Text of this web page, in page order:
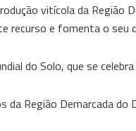
vitícola da Região
recurso e fomenta o seu
do Solo, que se
da Região Demarcada